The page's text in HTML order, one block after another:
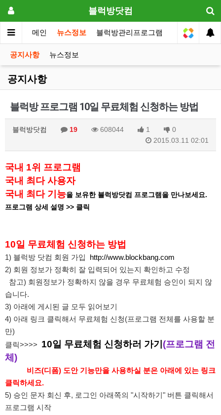
블럭방닷컴
메인 뉴스정보 블럭방관리프로그램 원장전용
공지사항 뉴스정보
공지사항
블럭방 프로그램 10일 무료체험 신청하는 방법
블럭방닷컴 19 608044 1
0
2015.03.11 02:01
국내 1위 프로그램
국내 최다 사용자
국내 최다 기능을 보유한 블럭방닷컴 프로그램을 만나보세요.
프로그램 상세 설명 >> 클릭
10일 무료체험 신청하는 방법
1) 블럭방 닷컴 회원 가입
http://www.blockbang.com
2) 회원 정보가 정확히 잘 입력되어 있는지 확인하고 수정
참고) 회원정보가 정확하지 않을 경우 무료체험 승인이 되지 않
습니다.
3) 아래에 게시된 글 모두 읽어보기
4) 아래 링크 클릭해서 무료체험 신청(프로그램 전체를 사용할 분
만)
클릭>>>>
10일 무료체험 신청하러 가기 (프로그램 전
체)
비즈(디폼) 도안 기능만을 사용하실 분은 아래에 있는 링크
클릭하세요.
5) 승인 문자 회신 후, 로그인 아래쪽의 "시작하기" 버튼 클릭해서
프로그램 시작